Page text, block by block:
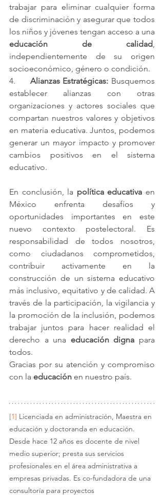
trabajar para eliminar cualquier forma
de discriminación y asegurar que todos
educación de calidad
independientemente de su origen
socioeconómico, género o condición.
4. Alianzas Estratégicas: Busquemos
establecer alianzas con otras
organizaciones y actores sociales que
compartan nuestros valores y objetivos
en materia educativa. Juntos, podemos
generar un mayor impacto y promover
cambios positivos en el sistema
educativo.
En conclusión, la política educativa en
México enfrenta desafíos y
oportunidades importantes en este
nuevo contexto postelectoral. Es
responsabilidad de todos nosotros,
como ciudadanos comprometidos,
contribuir activamente en la
construcción de un sistema educativo
más inclusivo, equitativo y de calidad. A
través de la participación, la vigilancia y
la promoción de la inclusión, podemos
trabajar juntos para hacer realidad el
derecho a una educación digna para
todos.
Gracias por su atención y compromiso
con la educación en nuestro país.
[1] Licenciada en administración, Maestra en
educación y doctoranda en educación.
Desde hace 12 años es docente de nivel
medio superior; presta sus servicios
profesionales en el área administrativa a
empresas privadas. Es co-fundadora de una
consultoría para proyectos